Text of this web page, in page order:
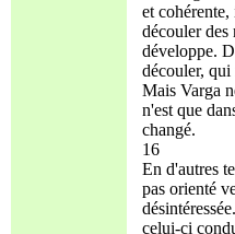
et
découler des
développe.
découler,
Mais Varga
n'est que
changé.
16
En d'autres
pas orienté
celui-ci